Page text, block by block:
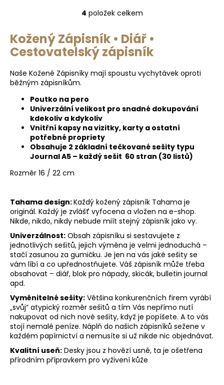
O
l
á
d
a
p
v
y
v
s
u
4 položek celkem
Kožený Zápisník • Diář •
Cestovatelský zápisník
Naše Kožené Zápisníky mají spoustu vychytávek oproti
běžným zápisníkům.
Poutko na pero
Univerzální velikost pro snadné dokupování
kdekoliv a kdykoliv
Vnitřní kapsy na vizitky, karty a ostatní
potřebné propriety
Obsahuje 2 základní tečkované sešity typu
Journal A5 – každý sešit 60 stran (30 listů)
Rozměr 16 / 22 cm
Tahama design:Každý kožený zápisník Tahama je
originál. Každý je zvlášť vyfocena a vložen na e-shop.
Nikde, nikdo, nikdy nebude miít stejný zápisník jako vy.
Univerzálnost: Obsah zápisníku si sestavujete z
jednotlivých sešitů, jejich výměna je velmi jednoduchá –
stačí zasunou za gumičku. Je jen na vás jaké sešity se
vám líbí a co upřednostňujete. Váš zápisník může třeba
obsahovat – diář, blok pro nápady, skicák, bulletin journal
apd.
Vyměnitelné sešity: Většina konkurenčních firem vyrábí
„svůj“ atypický rozměr sešitů a tím Vás nepřímo nutí
nakupovat od nich nové sešity, když je popíšete. A to vás
stojí nemalé peníze. Náplň do našich zápisníků sežene v
každém papírnictví a nemusíte si už nikde nic objednávat.
Kvalitní useň: Desky jsou z hovězí usně, ta je ošetřena
přírodním přípravkem pro vyživení kůže